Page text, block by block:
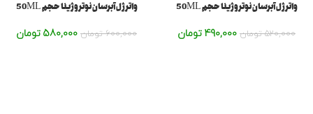
واترژل آبرسان نوتروژینا حجم 50ML
520,000 تومان 490,000 تومان
واترژل آبرسان نوتروژینا حجم 50ML
600,000 تومان 580,000 تومان